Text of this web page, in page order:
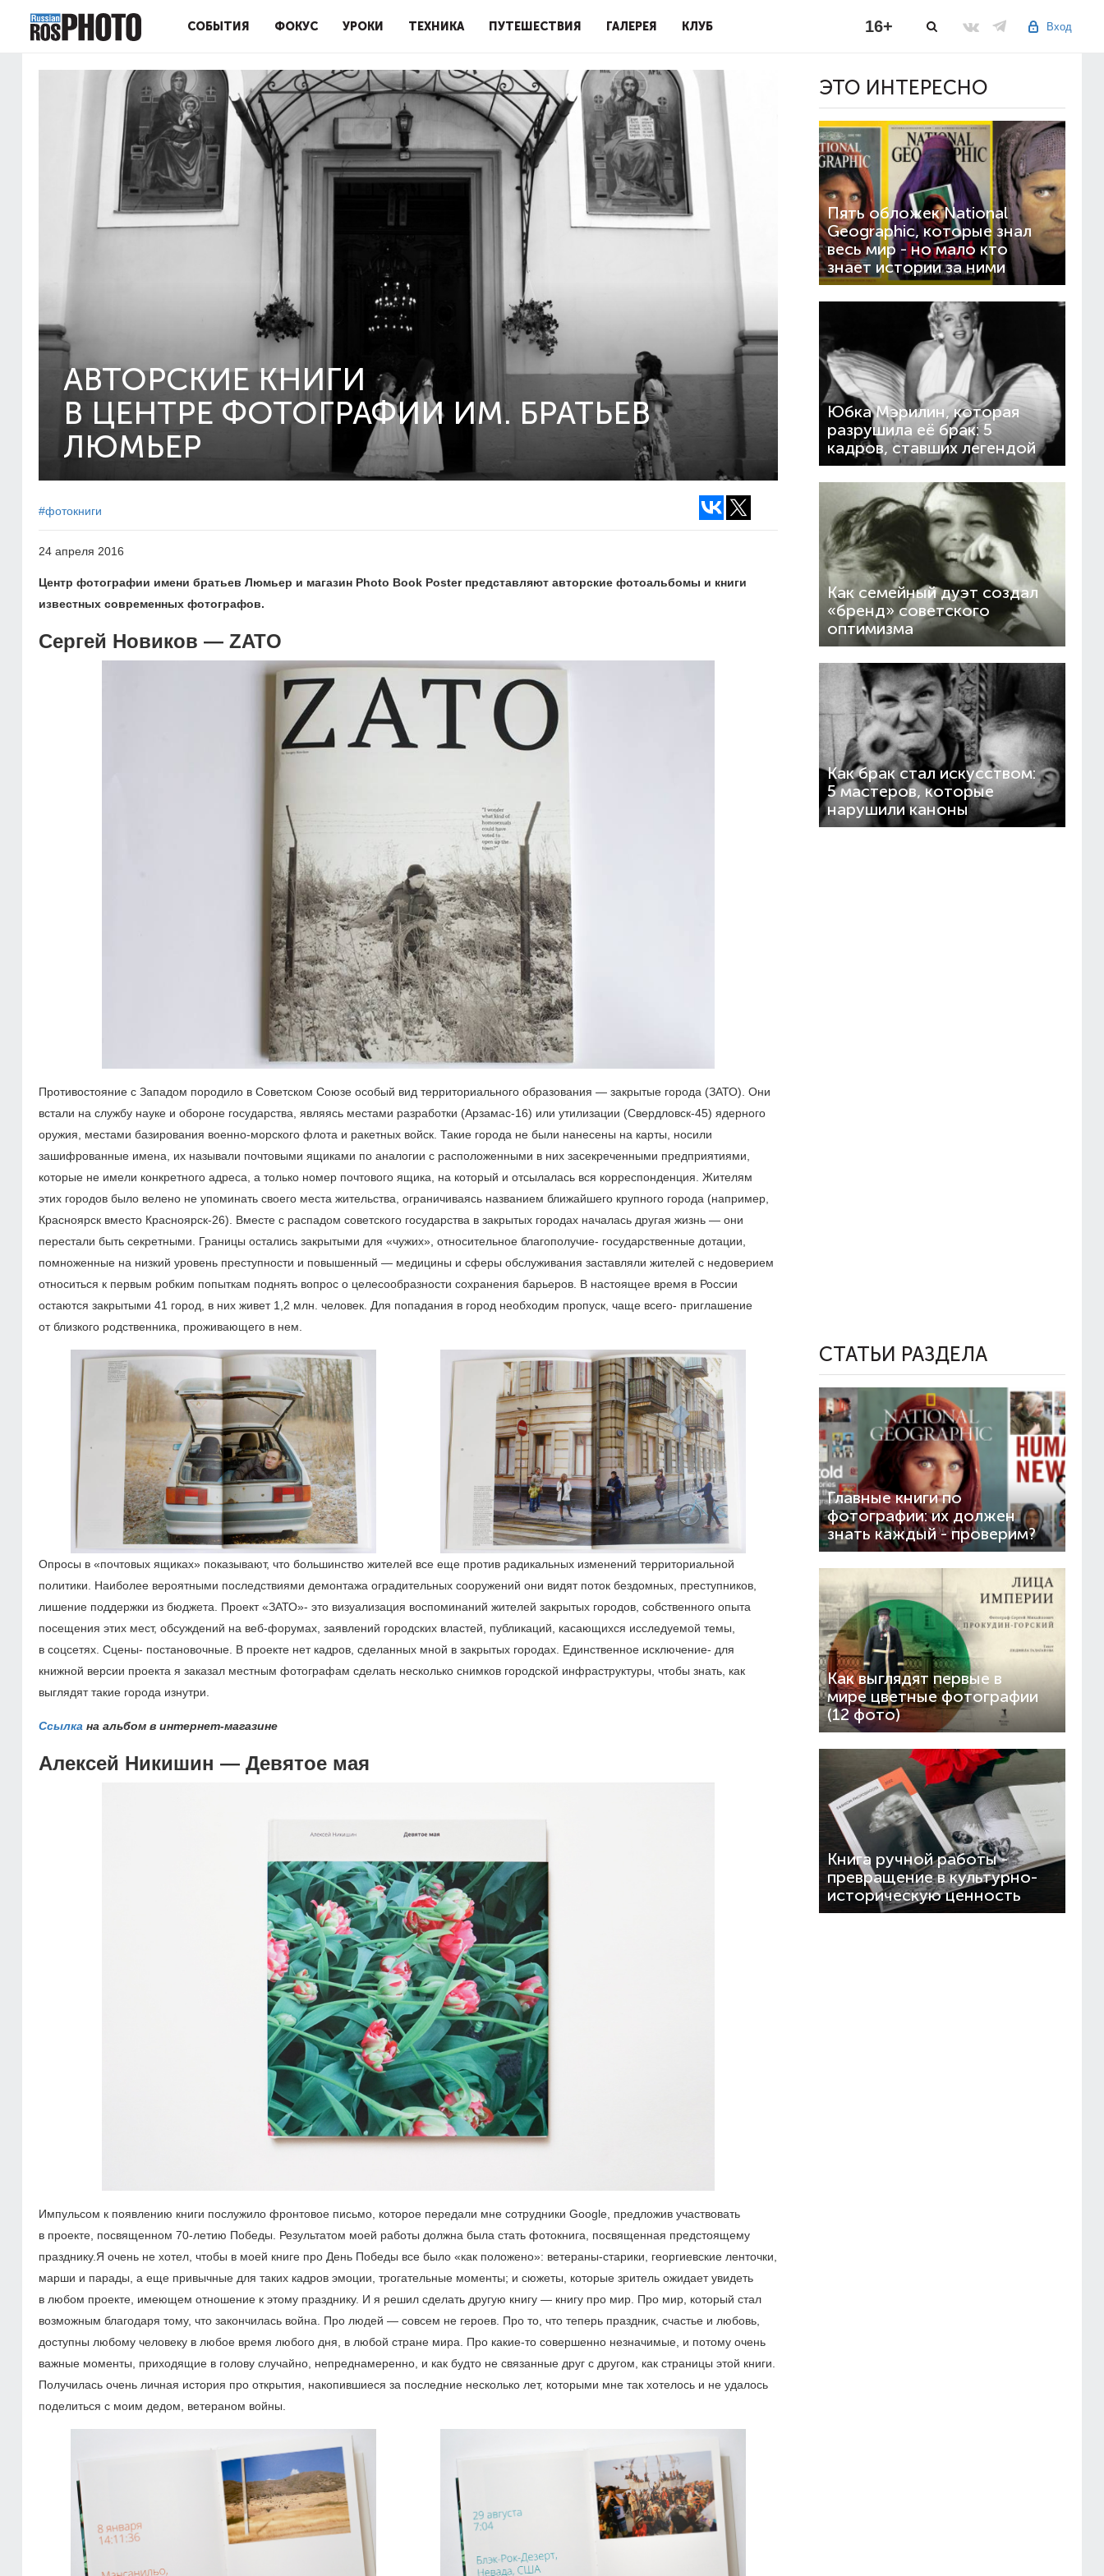
СОБЫТИЯ ФОКУС УРОКИ ТЕХНИКА ПУТЕШЕСТВИЯ ГАЛЕРЕЯ КЛУБ Вход
16+
АВТОРСКИЕ КНИГИ
В ЦЕНТРЕ ФОТОГРАФИИ ИМ. БРАТЬЕВ
ЛЮМЬЕР
#фотокниги
24 апреля 2016
Центр фотографии имени братьев Люмьер и магазин Photo Book Poster представляют авторские фотоальбомы и книги
известных современных фотографов.
Сергей Новиков — ZATO
Противостояние с Западом породило в Советском Союзе особый вид территориального образования — закрытые города (ЗАТО). Они
встали на службу науке и обороне государства, являясь местами разработки (Арзамас-16) или утилизации (Свердловск-45) ядерного
оружия, местами базирования военно-морского флота и ракетных войск. Такие города не были нанесены на карты, носили
зашифрованные имена, их называли почтовыми ящиками по аналогии с расположенными в них засекреченными предприятиями,
которые не имели конкретного адреса, а только номер почтового ящика, на который и отсылалась вся корреспонденция. Жителям
этих городов было велено не упоминать своего места жительства, ограничиваясь названием ближайшего крупного города (например,
Красноярск вместо Красноярск-26). Вместе с распадом советского государства в закрытых городах началась другая жизнь — они
перестали быть секретными. Границы остались закрытыми для «чужих», относительное благополучие- государственные дотации,
помноженные на низкий уровень преступности и повышенный — медицины и сферы обслуживания заставляли жителей с недоверием
относиться к первым робким попыткам поднять вопрос о целесообразности сохранения барьеров. В настоящее время в России
остаются закрытыми 41 город, в них живет 1,2 млн. человек. Для попадания в город необходим пропуск, чаще всего- приглашение
от близкого родственника, проживающего в нем.
Опросы в «почтовых ящиках» показывают, что большинство жителей все еще против радикальных изменений территориальной
политики. Наиболее вероятными последствиями демонтажа оградительных сооружений они видят поток бездомных, преступников,
лишение поддержки из бюджета. Проект «ЗАТО»- это визуализация воспоминаний жителей закрытых городов, собственного опыта
посещения этих мест, обсуждений на веб-форумах, заявлений городских властей, публикаций, касающихся исследуемой темы,
в соцсетях. Сцены- постановочные. В проекте нет кадров, сделанных мной в закрытых городах. Единственное исключение- для
книжной версии проекта я заказал местным фотографам сделать несколько снимков городской инфраструктуры, чтобы знать, как
выглядят такие города изнутри.
Ссылка на альбом в интернет-магазине
Алексей Никишин — Девятое мая
Импульсом к появлению книги послужило фронтовое письмо, которое передали мне сотрудники Google, предложив участво­вать
в проекте, посвященном 70-летию Победы. Результатом моей работы должна была стать фотокнига, посвященная предстоящему
празднику.Я очень не хотел, чтобы в моей книге про День Победы все было «как положено»: ветераны-старики, георгиевские ленточки,
марши и парады, а еще привычные для таких кадров эмоции, трогательные моменты; и сюжеты, которые зритель ожидает увидеть
в любом проекте, имеющем отношение к этому празднику. И я решил сделать другую книгу — книгу про мир. Про мир, который стал
возможным благодаря тому, что закончилась война. Про людей — совсем не героев. Про то, что теперь праздник, счастье и любовь,
доступны любому человеку в любое время любого дня, в любой стране мира. Про какие-то совершенно незначимые, и потому очень
важные моменты, приходящие в голову случайно, непреднамеренно, и как будто не связанные друг с другом, как страницы этой книги.
Получилась очень личная история про открытия, накопившиеся за последние несколько лет, которыми мне так хотелось и не удалось
поделиться с моим дедом, ветераном войны.
ЭТО ИНТЕРЕСНО
Пять обложек National
Geographic, которые знал
весь мир - но мало кто
знает истории за ними
Юбка Мэрилин, которая
разрушила её брак: 5
кадров, ставших легендой
Как семейный дуэт создал
«бренд» советского
оптимизма
Как брак стал искусством:
5 мастеров, которые
нарушили каноны
СТАТЬИ РАЗДЕЛА
Главные книги по
фотографии: их должен
знать каждый - проверим?
Как выглядят первые в
мире цветные фотографии
(12 фото)
Книга ручной работы -
превращение в культурно-
историческую ценность